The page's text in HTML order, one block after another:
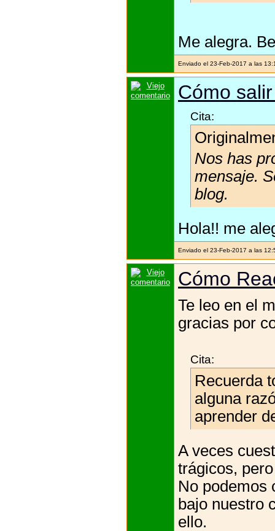
Me alegra.
Enviado el 23-Feb-2017 a las
Cómo
Cita:
Nos has
mensaje.
blog.
Hola!! me
Enviado el 23-Feb-2017 a las
Cómo
Te leo en el
gracias por
Cita:
Recuerda
alguna
aprender
A veces
trágicos,
No podemos
bajo nuestro
ello.